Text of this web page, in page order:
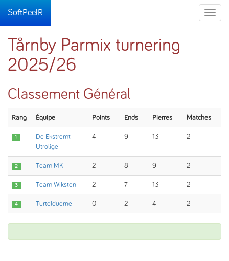
Toggle
SoftPeelR
Tårnby Parmix turnering
2025/26
Classement Général
Rang Équipe Points Ends Pierres Matches
1
De Ekstremt
Utrolige
4 9 13 2
2 Team MK 2 8 9 2
3 Team Wiksten 2 7 13 2
4 Turtelduerne 0 2 4 2